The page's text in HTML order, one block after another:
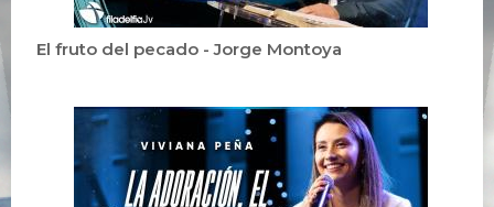
El fruto del pecado - Jorge Montoya